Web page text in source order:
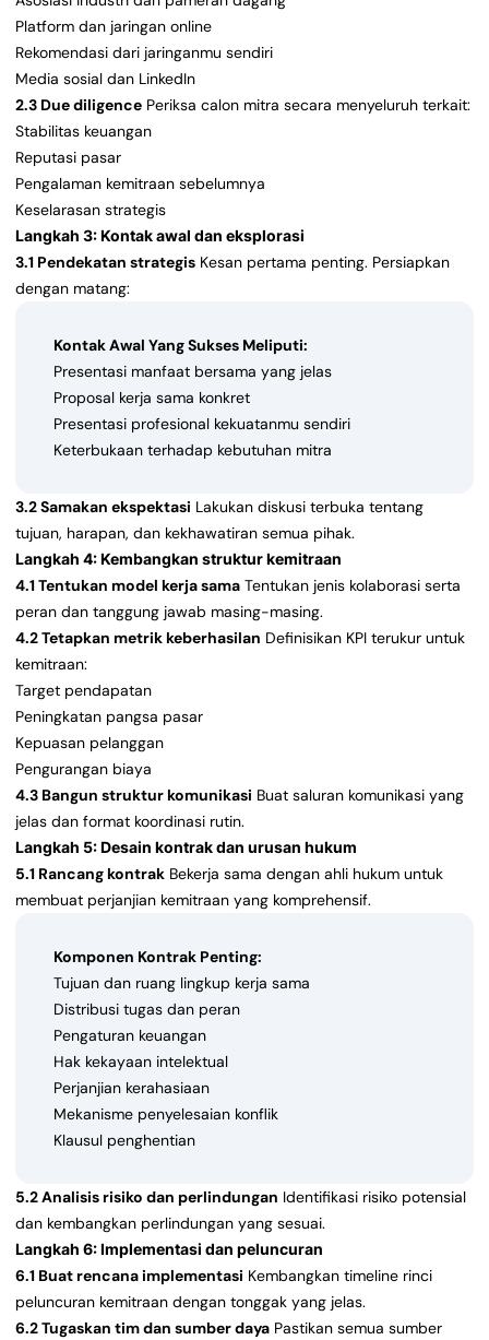
Platform dan jaringan online
Rekomendasi dari jaringanmu sendiri
Media sosial dan LinkedIn
2.3 Due diligence Periksa calon mitra secara menyeluruh terkait:
Stabilitas keuangan
Reputasi pasar
Pengalaman kemitraan sebelumnya
Keselarasan strategis
Langkah 3: Kontak awal dan eksplorasi
3.1 Pendekatan strategis Kesan pertama penting. Persiapkan
dengan matang:
Kontak Awal Yang Sukses Meliputi:
Presentasi manfaat bersama yang jelas
Proposal kerja sama konkret
Presentasi profesional kekuatanmu sendiri
Keterbukaan terhadap kebutuhan mitra
3.2 Samakan ekspektasi Lakukan diskusi terbuka tentang
tujuan, harapan, dan kekhawatiran semua pihak.
Langkah 4: Kembangkan struktur kemitraan
4.1 Tentukan model kerja sama Tentukan jenis kolaborasi serta
peran dan tanggung jawab masing-masing.
4.2 Tetapkan metrik keberhasilan Definisikan KPI terukur untuk
kemitraan:
Target pendapatan
Peningkatan pangsa pasar
Kepuasan pelanggan
Pengurangan biaya
4.3 Bangun struktur komunikasi Buat saluran komunikasi yang
jelas dan format koordinasi rutin.
Langkah 5: Desain kontrak dan urusan hukum
5.1 Rancang kontrak Bekerja sama dengan ahli hukum untuk
membuat perjanjian kemitraan yang komprehensif.
Komponen Kontrak Penting:
Tujuan dan ruang lingkup kerja sama
Distribusi tugas dan peran
Pengaturan keuangan
Hak kekayaan intelektual
Perjanjian kerahasiaan
Mekanisme penyelesaian konflik
Klausul penghentian
5.2 Analisis risiko dan perlindungan Identifikasi risiko potensial
dan kembangkan perlindungan yang sesuai.
Langkah 6: Implementasi dan peluncuran
6.1 Buat rencana implementasi Kembangkan timeline rinci
peluncuran kemitraan dengan tonggak yang jelas.
6.2 Tugaskan tim dan sumber daya Pastikan semua sumber